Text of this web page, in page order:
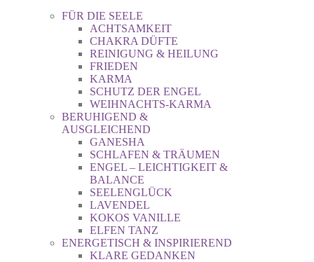
FÜR DIE SEELE
ACHTSAMKEIT
CHAKRA DÜFTE
REINIGUNG & HEILUNG
FRIEDEN
KARMA
SCHUTZ DER ENGEL
WEIHNACHTS-KARMA
BERUHIGEND &
AUSGLEICHEND
GANESHA
SCHLAFEN & TRÄUMEN
ENGEL – LEICHTIGKEIT &
BALANCE
SEELENGLÜCK
LAVENDEL
KOKOS VANILLE
ELFEN TANZ
ENERGETISCH & INSPIRIEREND
KLARE GEDANKEN